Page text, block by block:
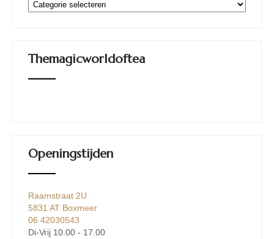
Categorieën
Themagicworldoftea
Openingstijden
Raamstraat 2U
5831 AT Boxmeer
06 42030543
Di-Vrij 10.00 - 17.00